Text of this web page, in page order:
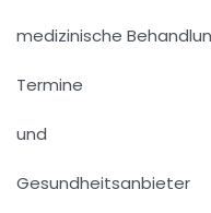
medizinische
Termine
und
Gesundheitsanbieter